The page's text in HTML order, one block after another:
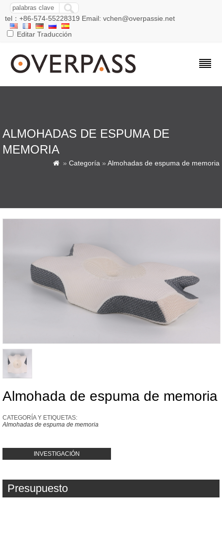
tel：+86-574-55228319 Email: vchen@overpassie.net
Editar Traducción
ALMOHADAS DE ESPUMA DE
MEMORIA
 » Categoría » Almohadas de espuma de memoria
Almohada de espuma de memoria
CATEGORÍA Y ETIQUETAS:
Almohadas de espuma de memoria
INVESTIGACIÓN
Presupuesto